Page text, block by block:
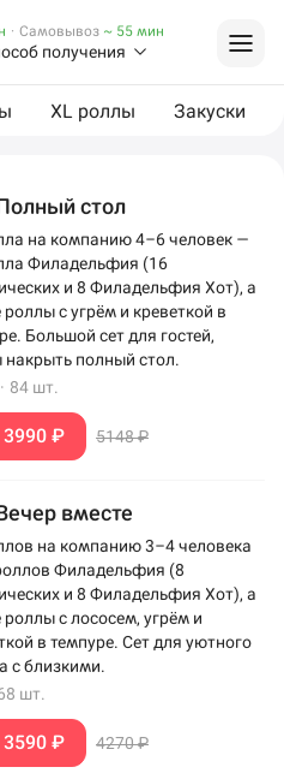
получения
· Самовывоз ~ 55 мин
XL роллы Закуски
стол
на компанию 4–6 человек —
Филадельфия (16
и 8 Филадельфия Хот), а
с угрём и креветкой в
Большой сет для гостей,
накрыть полный стол.
· 84 шт.
3990 ₽ 5148 ₽
вместе
на компанию 3–4 человека
Филадельфия (8
и 8 Филадельфия Хот), а
с лососем, угрём и
в темпуре. Сет для уютного
с близкими.
шт.
3590 ₽ 4270 ₽